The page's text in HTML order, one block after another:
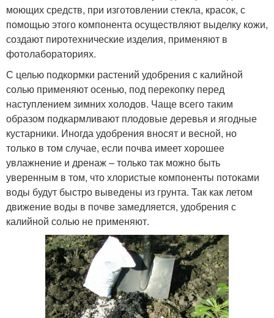
моющих средств, при изготовлении стекла, красок, с
помощью этого компонента осуществляют выделку кожи,
создают пиротехнические изделия, применяют в
фотолабораториях.
С целью подкормки растений удобрения с калийной
солью применяют осенью, под перекопку перед
наступлением зимних холодов. Чаще всего таким
образом подкармливают плодовые деревья и ягодные
кустарники. Иногда удобрения вносят и весной, но
только в том случае, если почва имеет хорошее
увлажнение и дренаж – только так можно быть
уверенным в том, что хлористые компоненты потоками
воды будут быстро выведены из грунта. Так как летом
движение воды в почве замедляется, удобрения с
калийной солью не применяют.